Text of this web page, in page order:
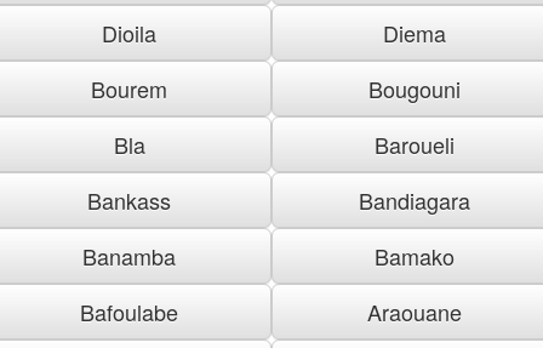
Dioila
Diema
Bourem
Bougouni
Bla
Baroueli
Bankass
Bandiagara
Banamba
Bamako
Bafoulabe
Araouane